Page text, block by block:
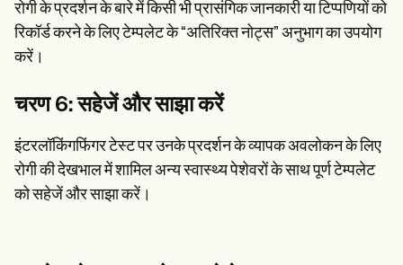
रोगी के प्रदर्शन के बारे में किसी भी प्रासंगिक जानकारी या टिप्पणियों को
रिकॉर्ड करने के लिए टेम्पलेट के “अतिरिक्त नोट्स” अनुभाग का उपयोग
करें।
चरण 6: सहेजें और साझा करें
इंटरलॉकिंगफिंगर टेस्ट पर उनके प्रदर्शन के व्यापक अवलोकन के लिए
रोगी की देखभाल में शामिल अन्य स्वास्थ्य पेशेवरों के साथ पूर्ण टेम्पलेट
को सहेजें और साझा करें।